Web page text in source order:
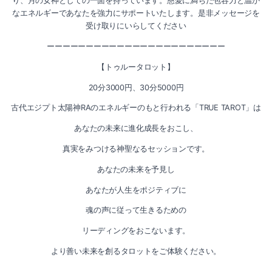
2020-09（2）
2020-08（3）
2020-06（2）
2020-05（1）
2020-02（1）
2020-01（1）
2019-11（1）
2021-03（2）
2020-11（3）
2020-10（1）
2020-08（3）
2020-07（2）
なエネルギーであなたを強力にサポートいたします。是非メッセージを
受け取りにいらしてください
ーーーーーーーーーーーーーーーーーーーーーーー
【トゥルータロット】
20分3000円、30分5000円
古代エジプト太陽神RAのエネルギーのもと行われる「TRUE TAROT」は
あなたの未来に進化成長をおこし、
真実をみつける神聖なるセッションです。
あなたの未来を予見し
あなたが人生をポジティブに
魂の声に従って生きるための
リーディングをおこないます。
より善い未来を創るタロットをご体験ください。